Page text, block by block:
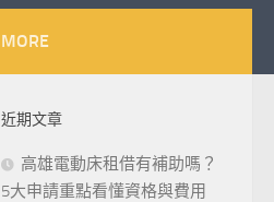
MORE
近期文章
高雄電動床租借有補助嗎？
5大申請重點看懂資格與費用